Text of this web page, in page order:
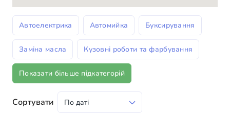
Автоелектрика Автомийка Буксирування
Заміна масла Кузовні роботи та фарбування
Показати більше підкатегорій
Сортувати